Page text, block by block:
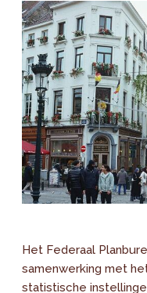
Het Federaal
samenwerking met
statistische